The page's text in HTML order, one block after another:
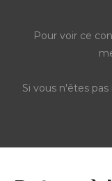
Pour voir ce
Si vous n'êtes